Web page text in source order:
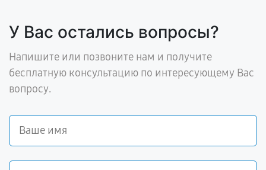
У Вас остались вопросы?
Напишите или позвоните нам и получите
бесплатную консультацию по интересующему Вас
вопросу.